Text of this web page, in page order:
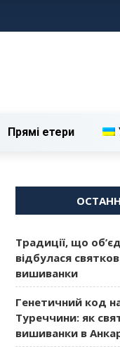
Прямі етери
Традиції, що
відбулася
вишиванки
Генетичний код
Туреччини: як
вишиванки в